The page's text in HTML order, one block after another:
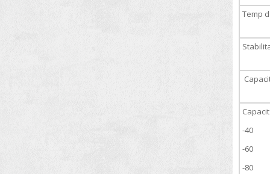
Temp
-40
-60
-80